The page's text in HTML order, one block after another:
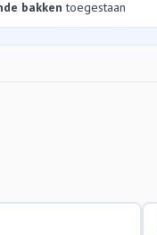
bakken toegestaan